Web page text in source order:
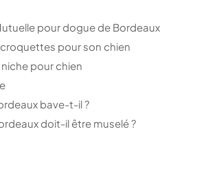
pour dogue de Bordeaux
croquettes pour son chien
pour chien
bave-t-il ?
doit-il être muselé ?